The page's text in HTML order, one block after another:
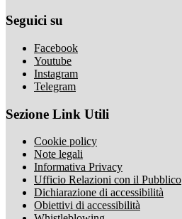
Seguici su
Facebook
Youtube
Instagram
Telegram
Sezione Link Utili
Cookie policy
Note legali
Informativa Privacy
Ufficio Relazioni con il Pubblico
Dichiarazione di accessibilità
Obiettivi di accessibilità